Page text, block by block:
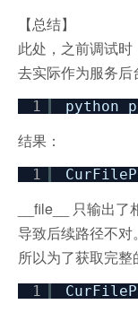
【总结】
此处，之前调试时
去实际作为服务后
1 python
结果：
1
__file__ 只输出
导致后续路径不对。
所以为了获取完整
1